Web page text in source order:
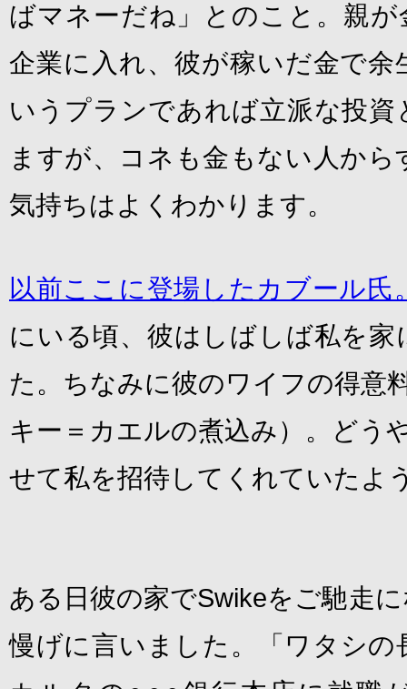
ばマネーだね」とのこと。親
企業に入れ、彼が稼いだ金で
いうプランであれば立派な投
ますが、コネも金もない人か
気持ちはよくわかります。
以前ここに登場したカブール氏
にいる頃、彼はしばしば私を
た。ちなみに彼のワイフの得意
キー＝カエルの煮込み）。どう
せて私を招待してくれていたよ
ある日彼の家でSwikeをご馳走
慢げに言いました。「ワタシ